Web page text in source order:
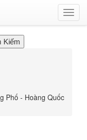
Phố - Hoàng Quốc